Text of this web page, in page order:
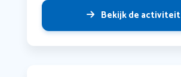
Bekijk de activiteit